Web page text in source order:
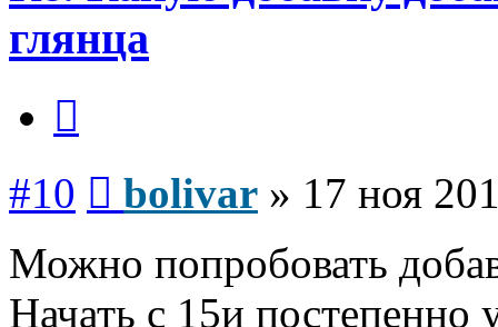
глянца
#10 bolivar » 17 ноя
Можно попробовать
Начать с 15и постепенно